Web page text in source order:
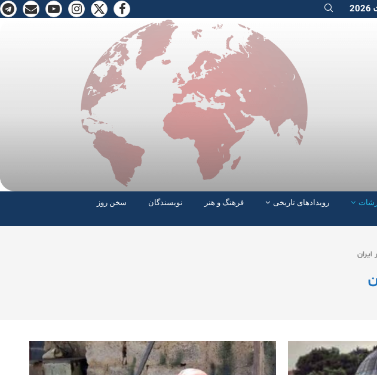
رویدادهای تاریخی فرهنگ و هنر نویسندگان
سخن روز
ایران